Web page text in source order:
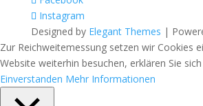
Instagram
Designed by Elegant Themes |
Zur Reichweitemessung setzen wir Cookies
Website weiterhin besuchen, erklären Sie
Einverstanden Mehr Informationen